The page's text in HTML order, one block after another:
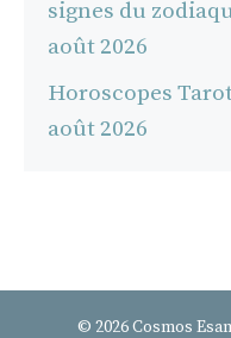
signes du
août 2026
Horoscopes
août 2026
© 2026 Cosmos